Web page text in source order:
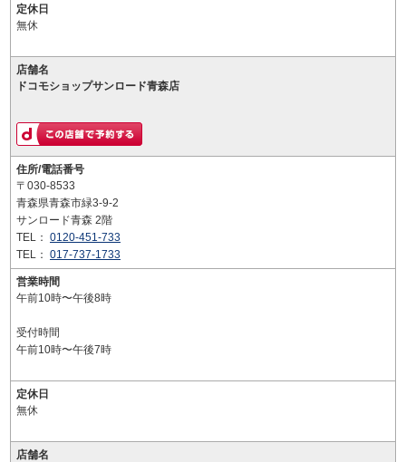
定休日
無休
店舗名
ドコモショップサンロード青森店
住所/電話番号
〒030-8533
青森県青森市緑3-9-2
サンロード青森 2階
TEL： 0120-451-733
TEL： 017-737-1733
営業時間
午前10時〜午後8時
受付時間
午前10時〜午後7時
定休日
無休
店舗名